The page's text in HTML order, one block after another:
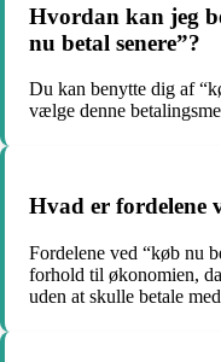
Hvordan kan jeg
nu betal senere”?
Du kan benytte dig af
vælge denne
Hvad er fordelene
Fordelene ved “køb nu
forhold til økonomien,
uden at skulle betale